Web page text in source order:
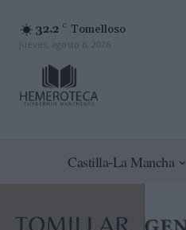
32.2 C Tomelloso
jueves, agosto 6, 2026
Castilla-La Mancha